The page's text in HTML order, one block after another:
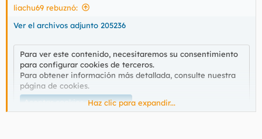
liachu69 rebuznó:
Ver el archivos adjunto 205236
Para ver este contenido, necesitaremos su consentimiento
para configurar cookies de terceros.
Para obtener información más detallada, consulte nuestra
página de cookies.
Aceptar cookies de tercerosHaz clic para expandir...